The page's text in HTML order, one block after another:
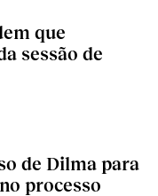
que
sessão de
de Dilma para
processo